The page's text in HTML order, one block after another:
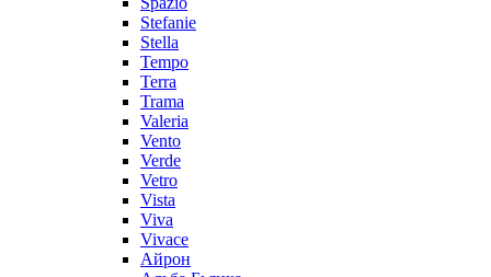
Stefanie
Stella
Tempo
Terra
Trama
Valeria
Vento
Verde
Vetro
Vista
Viva
Vivace
Айрон